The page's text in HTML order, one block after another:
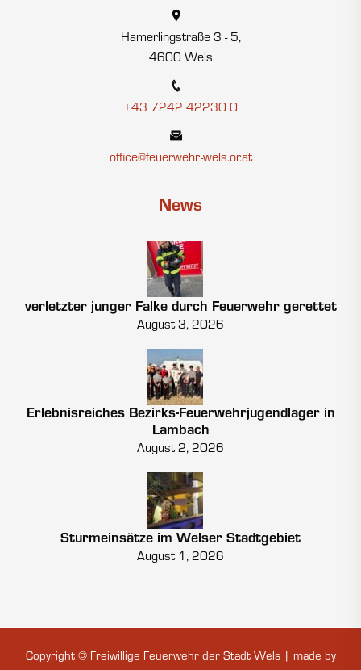
Hamerlingstraße 3 - 5,
4600 Wels
+43 7242 42230 0
office@feuerwehr-wels.or.at
News
verletzter junger Falke durch Feuerwehr gerettet
August 3, 2026
Erlebnisreiches Bezirks-Feuerwehrjugendlager in
Lambach
August 2, 2026
Sturmeinsätze im Welser Stadtgebiet
August 1, 2026
Copyright © Freiwillige Feuerwehr der Stadt Wels | made by